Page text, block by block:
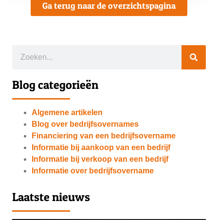
Ga terug naar de overzichtspagina
Blog categorieën
Algemene artikelen
Blog over bedrijfsovernames
Financiering van een bedrijfsovername
Informatie bij aankoop van een bedrijf
Informatie bij verkoop van een bedrijf
Informatie over bedrijfsovername
Laatste nieuws